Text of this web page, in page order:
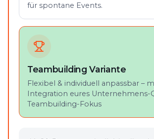
für spontane Events.
Teambuilding Variante
Flexibel & individuell anpassbar –
Integration eures Unternehmens-
Teambuilding-Fokus